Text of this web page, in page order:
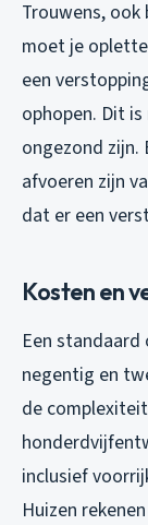
Trouwens,
moet je
een
ophopen. Dit
ongezond
afvoeren zijn
dat er een
Kosten en
Een
negentig en
de
inclusief
Huizen